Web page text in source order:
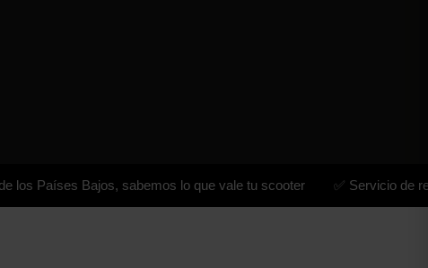
Bajos, sabemos lo que vale tu scooter ✅ Servicio de